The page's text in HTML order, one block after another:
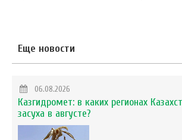
Еще новости
06.08.2026
Казгидромет: в каких регионах
засуха в августе?